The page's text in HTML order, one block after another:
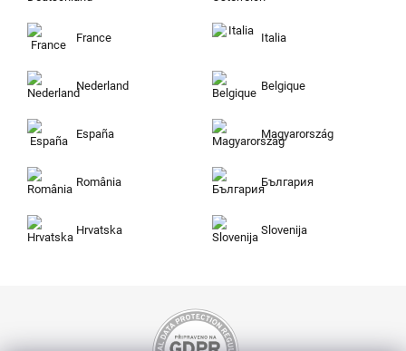
France Italia
Nederland Belgique
España Magyarország
România България
Hrvatska Slovenija